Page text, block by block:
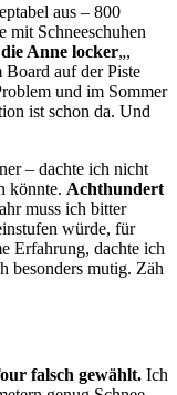
aus – 800
mit Schneeschuhen
Anne locker„,
Board auf der Piste
und im Sommer
ist schon da. Und
– dachte ich nicht
könnte. Achthundert
muss ich bitter
würde, für
Erfahrung, dachte ich
besonders mutig. Zäh
falsch gewählt. Ich